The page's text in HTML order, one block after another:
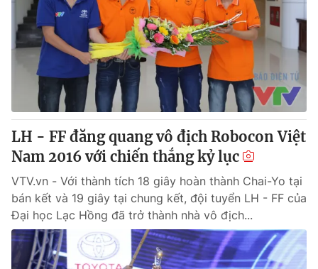
® Cấm sao chép dưới mọi hình thức nếu không có sự chấp
thuận bằng văn bản. Ghi rõ nguồn VTV.vn khi phát hành lại
thông tin từ website này.
LH - FF đăng quang vô địch Robocon Việt
Nam 2016 với chiến thắng kỷ lục
VTV.vn - Với thành tích 18 giây hoàn thành Chai-Yo tại
bán kết và 19 giây tại chung kết, đội tuyển LH - FF của
Đại học Lạc Hồng đã trở thành nhà vô địch...